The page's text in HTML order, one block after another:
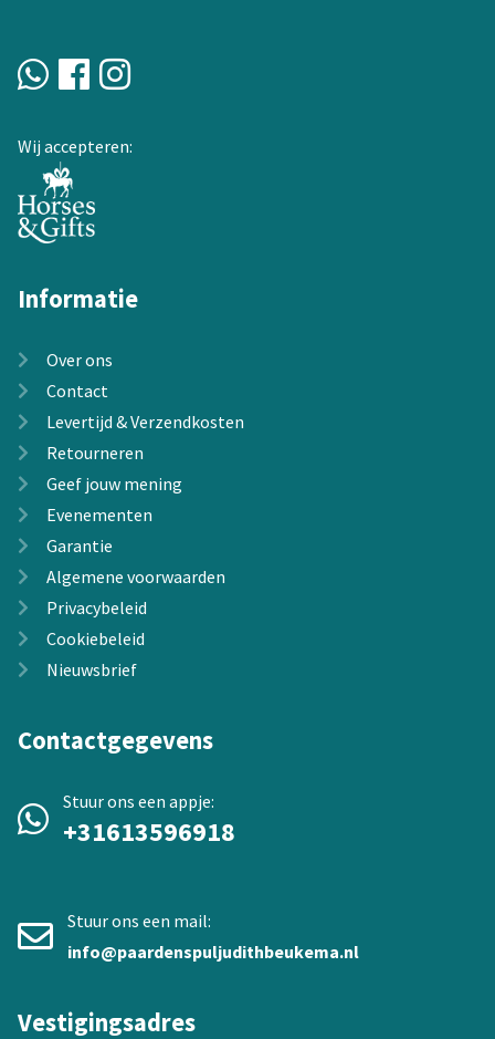
Wij accepteren:
Informatie
Over ons
Contact
Levertijd & Verzendkosten
Retourneren
Geef jouw mening
Evenementen
Garantie
Algemene voorwaarden
Privacybeleid
Cookiebeleid
Nieuwsbrief
Contactgegevens
Stuur ons een appje:
+31613596918
Stuur ons een mail:
info@paardenspuljudithbeukema.nl
Vestigingsadres